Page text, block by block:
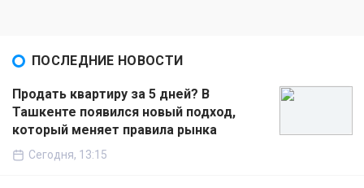
ПОСЛЕДНИЕ НОВОСТИ
Продать квартиру за 5 дней? В
Ташкенте появился новый подход,
который меняет правила рынка
Сегодня, 13:15